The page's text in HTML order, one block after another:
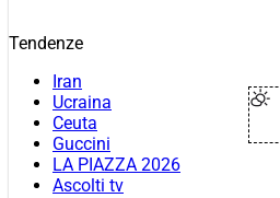
Tendenze
Iran
Ucraina
Ceuta
Guccini
LA PIAZZA 2026
Ascolti tv